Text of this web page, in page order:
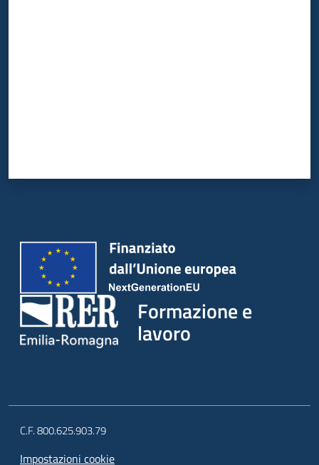
Formazione e
lavoro
C.F. 800.625.903.79
Impostazioni cookie